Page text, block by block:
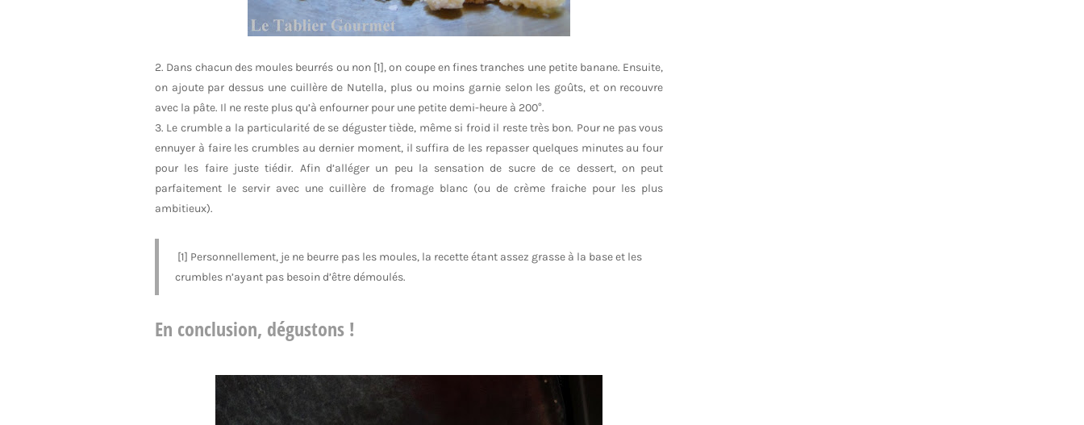
2. Dans chacun des moules beurrés ou non [1], on coupe en fines tranches une petite banane. Ensuite,
on ajoute par dessus une cuillère de Nutella, plus ou moins garnie selon les goûts, et on recouvre
avec la pâte. Il ne reste plus qu’à enfourner pour une petite demi-heure à 200°.
3. Le crumble a la particularité de se déguster tiède, même si froid il reste très bon. Pour ne pas vous
ennuyer à faire les crumbles au dernier moment, il suffira de les repasser quelques minutes au four
pour les faire juste tiédir. Afin d’alléger un peu la sensation de sucre de ce dessert, on peut
parfaitement le servir avec une cuillère de fromage blanc (ou de crème fraiche pour les plus
ambitieux).
[1] Personnellement, je ne beurre pas les moules, la recette étant assez grasse à la base et les
crumbles n’ayant pas besoin d’être démoulés.
En conclusion, dégustons !